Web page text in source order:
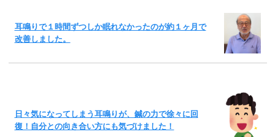
耳鳴りで１時間ずつしか眠れなかったのが約１ヶ月で
改善しました。
日々気になってしまう耳鳴りが、鍼の力で徐々に回
復！自分との向き合い方にも気づけました！